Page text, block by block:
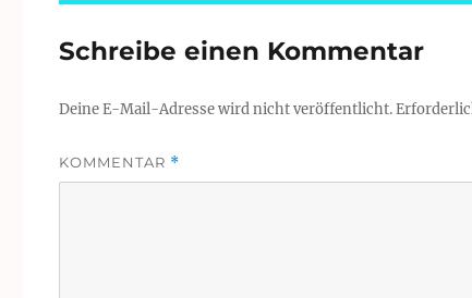
Schreibe einen Kommentar
Deine E-Mail-Adresse wird nicht veröffentlicht.
KOMMENTAR *